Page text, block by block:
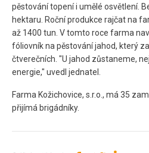
pěstování topení i umělé osvětlení.
hektaru. Roční produkce rajčat na
až 1400 tun. V tomto roce farma
fóliovník na pěstování jahod, který
čtverečních. "U jahod zůstaneme,
energie," uvedl jednatel.
Farma Kožichovice, s.r.o., má 35
přijímá brigádníky.